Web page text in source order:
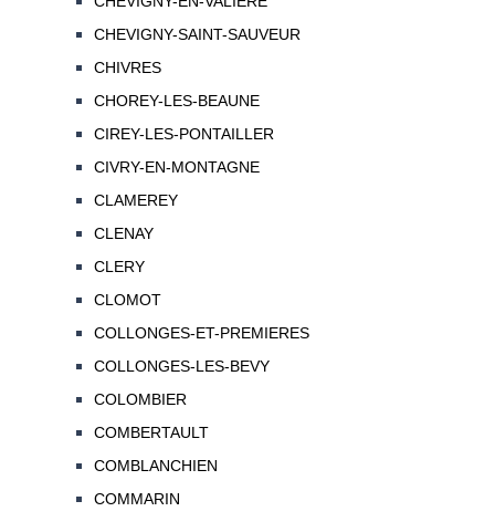
CHEVIGNY-SAINT-SAUVEUR
CHIVRES
CHOREY-LES-BEAUNE
CIREY-LES-PONTAILLER
CIVRY-EN-MONTAGNE
CLAMEREY
CLENAY
CLERY
CLOMOT
COLLONGES-ET-PREMIERES
COLLONGES-LES-BEVY
COLOMBIER
COMBERTAULT
COMBLANCHIEN
COMMARIN